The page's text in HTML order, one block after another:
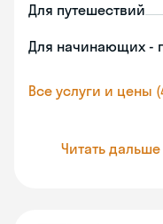
Для путешествий
Для начинающих -
Все услуги и цены
Читать дальше